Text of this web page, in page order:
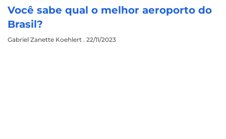
Você sabe qual o melhor aeroporto do
Brasil?
Gabriel Zanette Koehlert 22/11/2023